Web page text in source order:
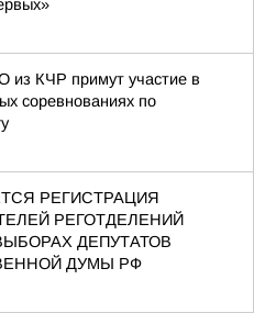
из КЧР примут участие в
соревнованиях по
РЕГИСТРАЦИЯ
РЕГОТДЕЛЕНИЙ
ДЕПУТАТОВ
ДУМЫ РФ